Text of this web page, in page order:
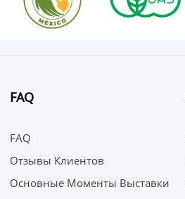
FAQ
FAQ
Отзывы Клиентов
Основные Моменты Выставки